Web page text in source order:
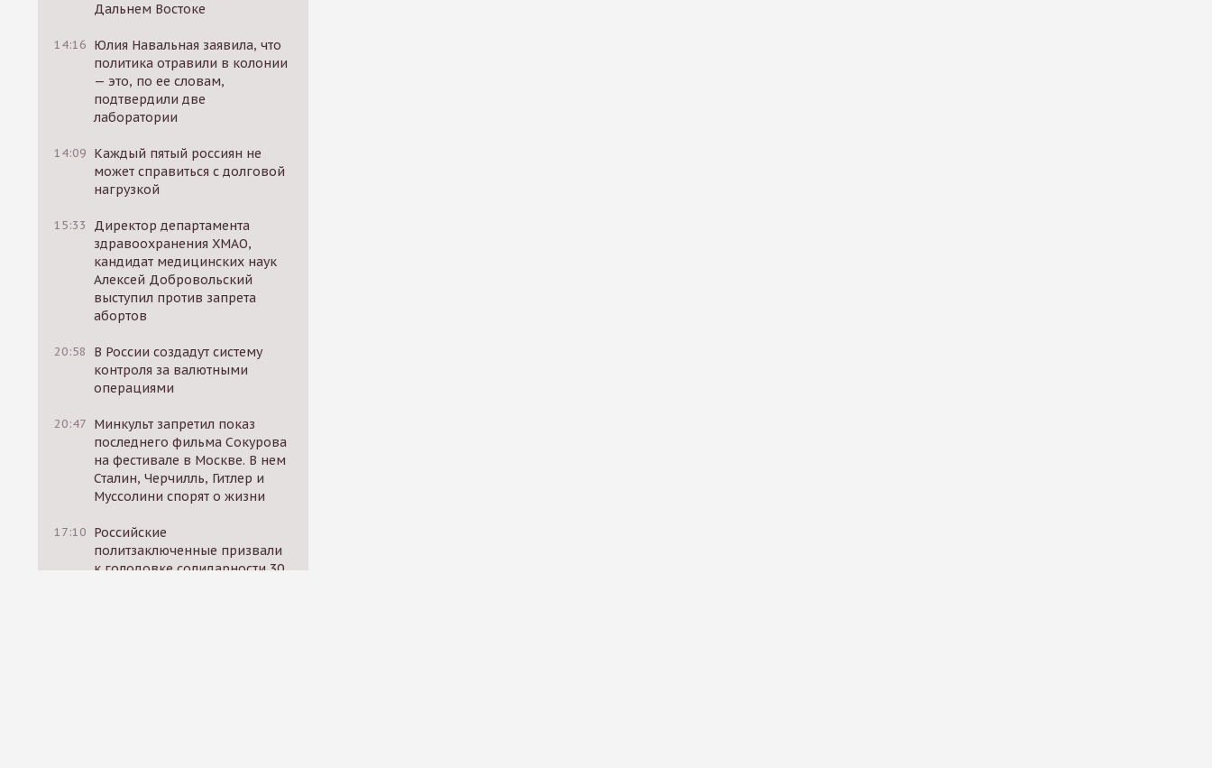
Дальнем Востоке
14:16 Юлия Навальная заявила, что
политика отравили в колонии
— это, по ее словам,
подтвердили две
лаборатории
14:09 Каждый пятый россиян не
может справиться с долговой
нагрузкой
15:33
Директор департамента
здравоохранения ХМАО,
кандидат медицинских наук
Алексей Добровольский
выступил против запрета
абортов
20:58
В России создадут систему
контроля за валютными
операциями
20:47 Минкульт запретил показ
последнего фильма Сокурова
на фестивале в Москве. В нем
Сталин, Черчилль, Гитлер и
Муссолини спорят о жизни
17:10 Российские
политзаключенные призвали
к голодовке солидарности 30